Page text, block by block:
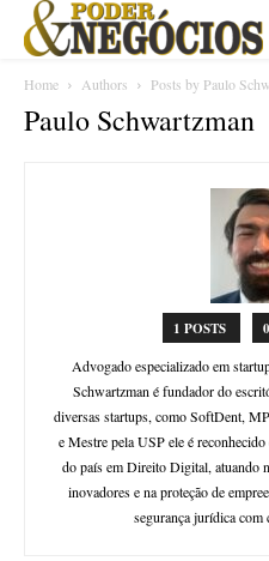
Home Authors Posts by Paulo
Paulo Schwartzman
1 POSTS
Advogado especializado em
Schwartzman é fundador do
diversas startups, como SoftDent,
e Mestre pela USP ele é
do país em Direito Digital, atuando
inovadores e na proteção de
segurança jurídica com